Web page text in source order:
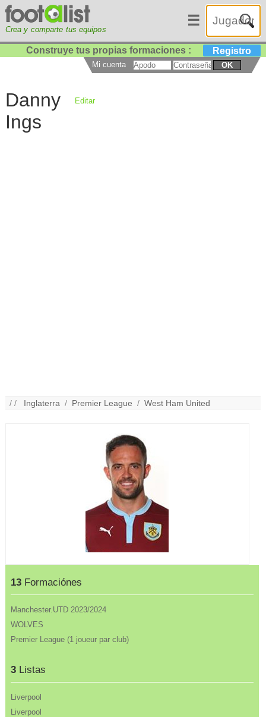
Crea y comparte tus equipos
☰
Construye tus propias formaciones : Registro
Mi cuenta OK
Danny
Ings
Editar
/ / Inglaterra / Premier League /West Ham United
13 Formaciónes
Manchester.UTD 2023/2024
WOLVES
Premier League (1 joueur par club)
3 Listas
Liverpool
Liverpool